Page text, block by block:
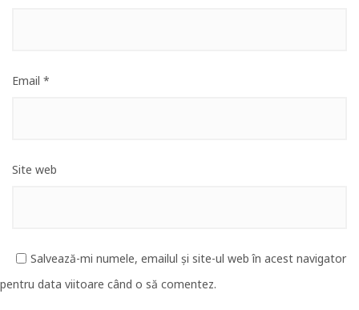
Email *
Site web
Salvează-mi numele, emailul și site-ul web în acest navigator
pentru data viitoare când o să comentez.